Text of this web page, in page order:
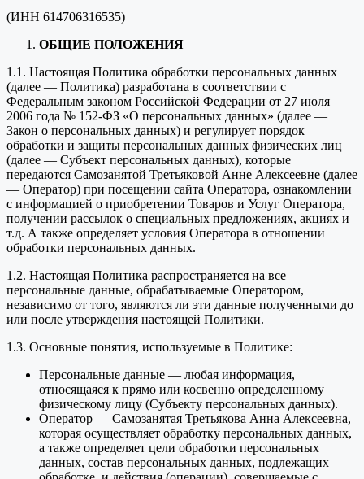
(ИНН 614706316535)
ОБЩИЕ ПОЛОЖЕНИЯ
1.1. Настоящая Политика обработки персональных данных
(далее — Политика) разработана в соответствии с
Федеральным законом Российской Федерации от 27 июля
2006 года № 152-ФЗ «О персональных данных» (далее —
Закон о персональных данных) и регулирует порядок
обработки и защиты персональных данных физических лиц
(далее — Субъект персональных данных), которые
передаются Самозанятой Третьяковой Анне Алексеевне (далее
— Оператор) при посещении сайта Оператора, ознакомлении
с информацией о приобретении Товаров и Услуг Оператора,
получении рассылок о специальных предложениях, акциях и
т.д. А также определяет условия Оператора в отношении
обработки персональных данных.
1.2. Настоящая Политика распространяется на все
персональные данные, обрабатываемые Оператором,
независимо от того, являются ли эти данные полученными до
или после утверждения настоящей Политики.
1.3. Основные понятия, используемые в Политике:
Персональные данные — любая информация,
относящаяся к прямо или косвенно определенному
физическому лицу (Субъекту персональных данных).
Оператор — Самозанятая Третьякова Анна Алексеевна,
которая осуществляет обработку персональных данных,
а также определяет цели обработки персональных
данных, состав персональных данных, подлежащих